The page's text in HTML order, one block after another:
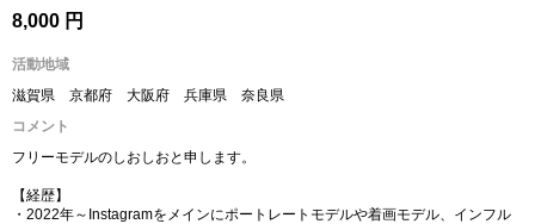
8,000 円
活動地域
滋賀県 京都府 大阪府 兵庫県 奈良県
コメント
フリーモデルのしおしおと申します。
【経歴】
・2022年～Instagramをメインにポートレートモデルや着画モデル、インフル